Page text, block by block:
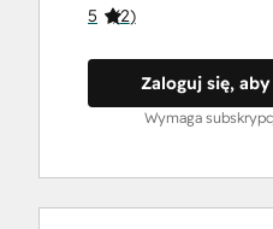
5 (2)
Zaloguj się,
Wymaga